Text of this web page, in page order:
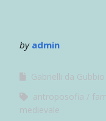
by admin
Gabrielli da Gubbio
antroposofia
medievale